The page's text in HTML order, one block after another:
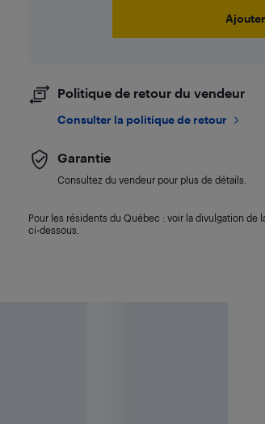
Politique de retour du vendeur
Consulter la politique de retour
Garantie
Consultez du vendeur pour plus de détails.
Pour les résidents du Québec : voir la divulgation
ci-dessous.